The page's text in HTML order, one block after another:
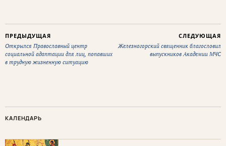
ПРЕДЫДУЩАЯ
Открылся Православный центр
социальной адаптации для лиц, попавших
в трудную жизненную ситуацию
СЛЕДУЮЩАЯ
Железногорский священник благословил
выпускников Академии МЧС
КАЛЕНДАРЬ